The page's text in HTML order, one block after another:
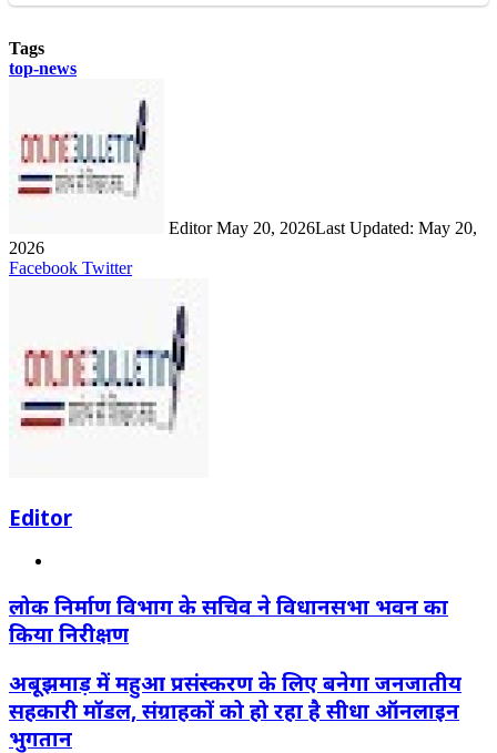
Tags
top-news
Editor May 20, 2026Last Updated: May 20,
2026
Facebook TwitterLinkedIn
Share
Print
Editor
लोक निर्माण विभाग के सचिव ने विधानसभा भवन का
किया निरीक्षण
अबूझमाड़ में महुआ प्रसंस्करण के लिए बनेगा जनजातीय
सहकारी मॉडल, संग्राहकों को हो रहा है सीधा ऑनलाइन
भुगतान